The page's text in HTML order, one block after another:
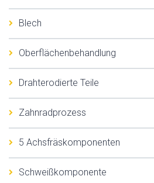
Blech
Oberflächenbehandlung
Drahterodierte Teile
Zahnradprozess
5 Achsfräskomponenten
Schweißkomponente